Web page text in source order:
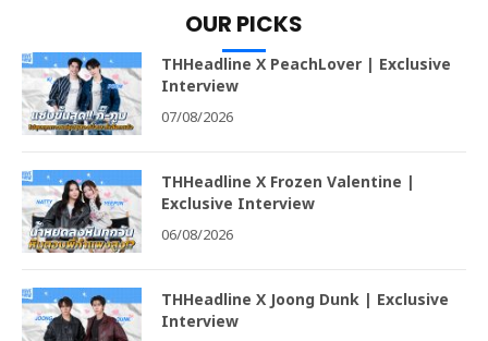
OUR PICKS
THHeadline X PeachLover | Exclusive
Interview
07/08/2026
THHeadline X Frozen Valentine |
Exclusive Interview
06/08/2026
THHeadline X Joong Dunk | Exclusive
Interview